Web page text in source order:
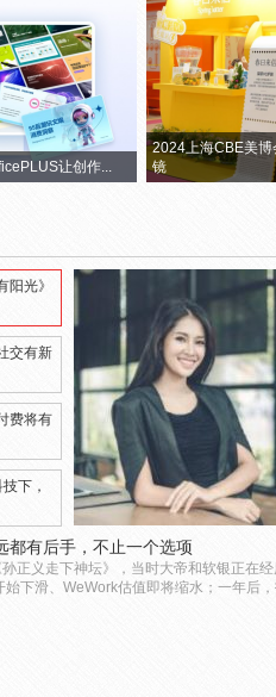
让创作...
2024上海CBE美
镜
阳光》
交有新
费将有
下，
都有后手，不止一个选项
正义走下神坛》，当时大帝和软银正在
下滑、WeWork估值即将缩水；一年后